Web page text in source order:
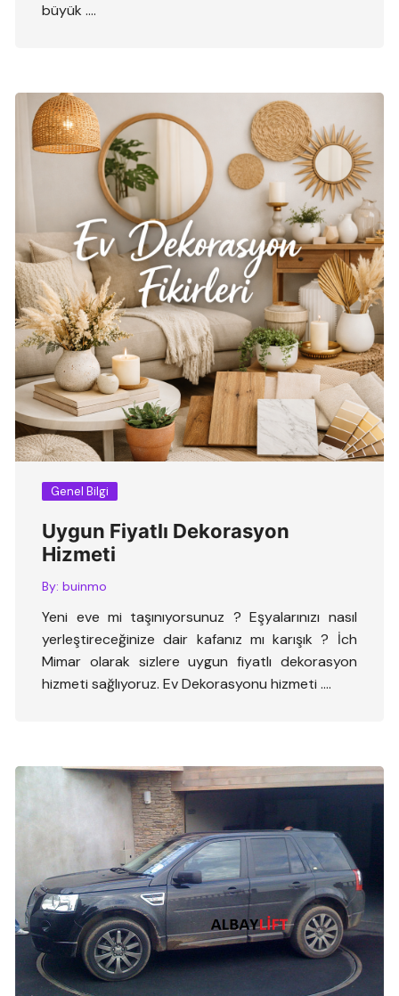
büyük ….
Genel Bilgi
Uygun Fiyatlı Dekorasyon
Hizmeti
By: buinmo
Yeni eve mi taşınıyorsunuz ? Eşyalarınızı nasıl
yerleştireceğinize dair kafanız mı karışık ? İch
Mimar olarak sizlere uygun fiyatlı dekorasyon
hizmeti sağlıyoruz. Ev Dekorasyonu hizmeti ….